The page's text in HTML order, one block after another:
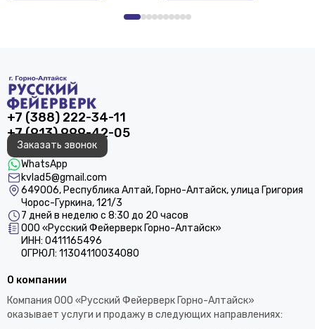
+7 (388) 222-34-11
+7 (913) 999-42-05
Заказать звонок
WhatsApp
kvlad5@gmail.com
649006, Республика Алтай, Горно-Алтайск, улица Григория
Чорос-Гуркина, 121/3
7 дней в неделю с 8:30 до 20 часов
ООО «Русский Фейерверк Горно-Алтайск»
ИНН: 0411165496
ОГРЮЛ: 11304110034080
О компании
Компания ООО «Русский Фейерверк Горно-Алтайск»
оказывает услуги и продажу в следующих направлениях: